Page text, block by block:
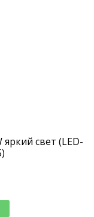
свет (LED-